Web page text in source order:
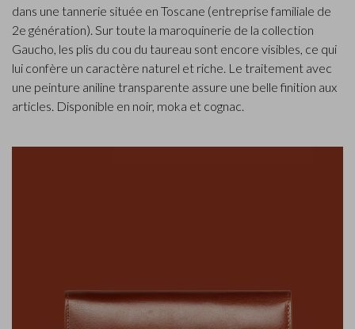
dans une tannerie située en Toscane (entreprise familiale de
2e génération). Sur toute la maroquinerie de la collection
Gaucho, les plis du cou du taureau sont encore visibles, ce qui
lui confère un caractère naturel et riche. Le traitement avec
une peinture aniline transparente assure une belle finition aux
articles. Disponible en noir, moka et cognac.